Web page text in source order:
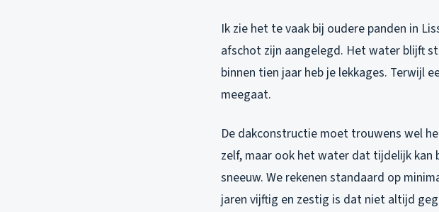
Ik zie het te vaak bij oudere panden in
afschot zijn aangelegd. Het water blijft
binnen tien jaar heb je lekkages. Terwijl
meegaat.
De dakconstructie moet trouwens wel
zelf, maar ook het water dat tijdelijk kan
sneeuw. We rekenen standaard op
jaren vijftig en zestig is dat niet altijd